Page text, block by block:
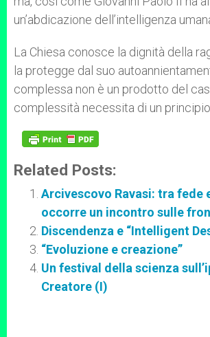
un’abdicazione dell’intelligenza
La Chiesa conosce la dignità della
la protegge dal suo
complessa non è un prodotto del
complessità necessita di un principio
Related Posts:
Arcivescovo Ravasi: tra fede
occorre un incontro sulle
Discendenza e “Intelligent
“Evoluzione e creazione”
Un festival della scienza
Creatore (I)